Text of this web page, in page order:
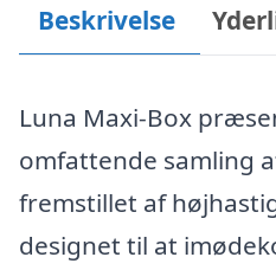
Beskrivelse
Luna Maxi-Box
omfattende samling
fremstillet af
designet til at